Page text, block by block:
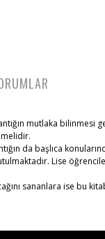
mutlaka bilinmesi
da başlıca
Lise
sananlara ise bu